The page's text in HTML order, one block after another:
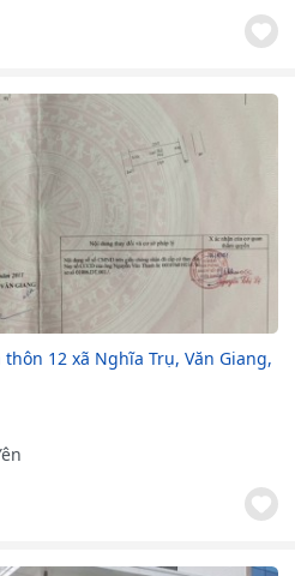
12 xã Nghĩa Trụ, Văn Giang,